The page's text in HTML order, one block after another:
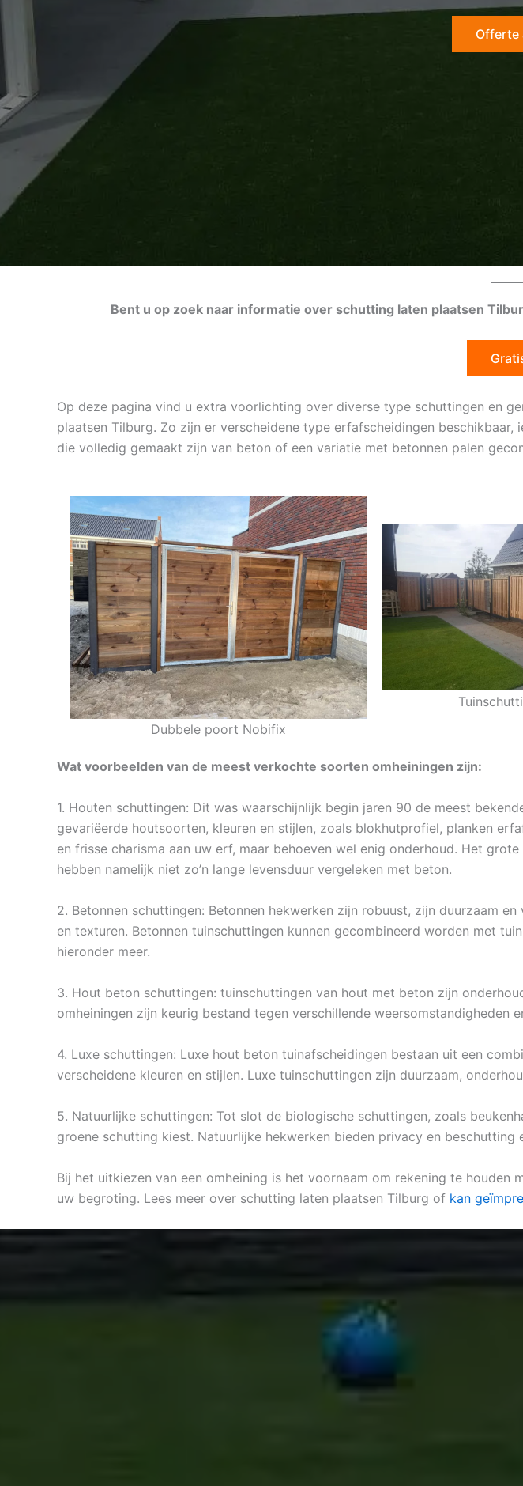
Offerte
Bent u op zoek naar informatie over schutting laten plaatsen
Op deze pagina vind u extra voorlichting over diverse type schuttingen en
plaatsen Tilburg. Zo zijn er verscheidene type erfafscheidingen
die volledig gemaakt zijn van beton of een variatie met betonnen palen
Dubbele poort Nobifix
Wat voorbeelden van de meest verkochte soorten omheiningen zijn:
1. Houten schuttingen: Dit was waarschijnlijk begin jaren 90 de meest
gevariëerde houtsoorten, kleuren en stijlen, zoals blokhutprofiel, planken
en frisse charisma aan uw erf, maar behoeven wel enig onderhoud. Het
hebben namelijk niet zo’n lange levensduur vergeleken met beton.
2. Betonnen schuttingen: Betonnen hekwerken zijn robuust, zijn duurzaam
en texturen. Betonnen tuinschuttingen kunnen gecombineerd worden met
hieronder meer.
3. Hout beton schuttingen: tuinschuttingen van hout met beton zijn
omheiningen zijn keurig bestand tegen verschillende weersomstandigheden
4. Luxe schuttingen: Luxe hout beton tuinafscheidingen bestaan uit een
verscheidene kleuren en stijlen. Luxe tuinschuttingen zijn duurzaam,
5. Natuurlijke schuttingen: Tot slot de biologische schuttingen, zoals
groene schutting kiest. Natuurlijke hekwerken bieden privacy en
Bij het uitkiezen van een omheining is het voornaam om rekening te
uw begroting. Lees meer over schutting laten plaatsen Tilburg of kan